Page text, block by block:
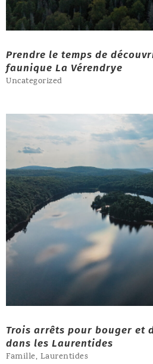
Prendre le temps de
faunique La Vérendrye
Uncategorized
Trois arrêts pour bouger et
dans les Laurentides
Famille, Laurentides